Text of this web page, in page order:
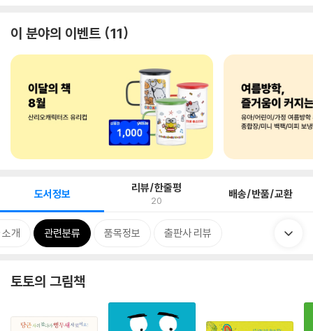
이 분야의 이벤트 11
도서정보 리뷰/한줄평
20 배송/반품/교환
개 관련분류 품목정보 출판사 리뷰
토토의 그림책